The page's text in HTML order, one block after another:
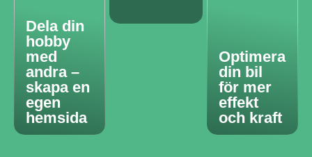
Dela din
hobby
med
andra –
skapa en
egen
hemsida
Optimera
din bil
för mer
effekt
och kraft